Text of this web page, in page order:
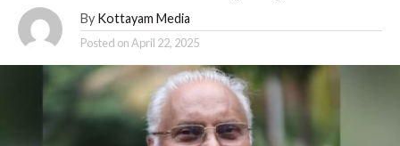
By Kottayam Media
Posted onApril 22, 2025